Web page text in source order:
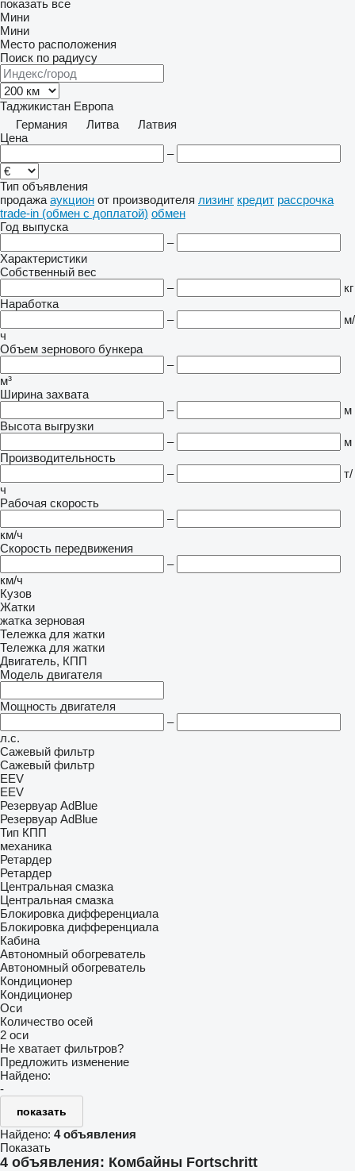
показать все
Мини
Мини
Место расположения
Поиск по радиусу
Таджикистан Европа
Германия
Литва
Латвия
Цена
–
Тип объявления
продажа аукцион от производителя лизинг кредит рассрочка
trade-in (обмен с доплатой) обмен
Год выпуска
–
Характеристики
Собственный вес
–
кг
Наработка
–
м/
ч
Объем зернового бункера
–
м³
Ширина захвата
–
м
Высота выгрузки
–
м
Производительность
–
т/
ч
Рабочая скорость
–
км/ч
Скорость передвижения
–
км/ч
Кузов
Жатки
жатка зерновая
Тележка для жатки
Тележка для жатки
Двигатель, КПП
Модель двигателя
Мощность двигателя
–
л.с.
Сажевый фильтр
Сажевый фильтр
EEV
EEV
Резервуар AdBlue
Резервуар AdBlue
Тип КПП
механика
Ретардер
Ретардер
Центральная смазка
Центральная смазка
Блокировка дифференциала
Блокировка дифференциала
Кабина
Автономный обогреватель
Автономный обогреватель
Кондиционер
Кондиционер
Оси
Количество осей
2 оси
Не хватает фильтров?
Предложить изменение
Найдено:
-
показать
Найдено: 4 объявления
Показать
4 объявления: Комбайны Fortschritt